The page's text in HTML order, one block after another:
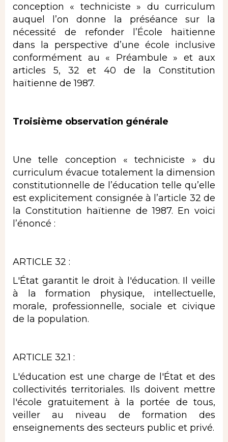
conception « techniciste » du curriculum
auquel l’on donne la préséance sur la
nécessité de refonder l’École haïtienne
dans la perspective d’une école inclusive
conformément au « Préambule » et aux
articles 5, 32 et 40 de la Constitution
haïtienne de 1987.
Troisième observation générale
Une telle conception « techniciste » du
curriculum évacue totalement la dimension
constitutionnelle de l’éducation telle qu’elle
est explicitement consignée à l’article 32 de
la Constitution haïtienne de 1987. En voici
l’énoncé :
ARTICLE 32 :
L'État garantit le droit à l'éducation. Il veille
à la formation physique, intellectuelle,
morale, professionnelle, sociale et civique
de la population.
ARTICLE 32.1 :
L'éducation est une charge de l'État et des
collectivités territoriales. Ils doivent mettre
l'école gratuitement à la portée de tous,
veiller au niveau de formation des
enseignements des secteurs public et privé.